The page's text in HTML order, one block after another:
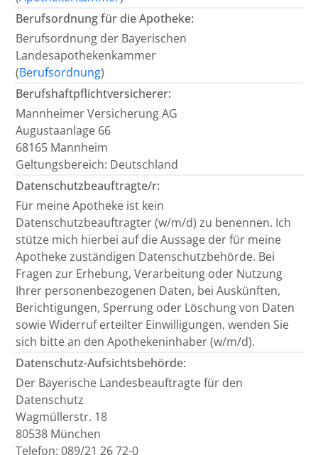
Berufsordnung für die Apotheke:
Berufsordnung der Bayerischen
Landesapothekenkammer
(Berufsordnung)
Berufshaftpflichtversicherer:
Mannheimer Versicherung AG
Augustaanlage 66
68165 Mannheim
Geltungsbereich: Deutschland
Datenschutzbeauftragte/r:
Für meine Apotheke ist kein
Datenschutzbeauftragter (w/m/d) zu benennen. Ich
stütze mich hierbei auf die Aussage der für meine
Apotheke zuständigen Datenschutzbehörde. Bei
Fragen zur Erhebung, Verarbeitung oder Nutzung
Ihrer personenbezogenen Daten, bei Auskünften,
Berichtigungen, Sperrung oder Löschung von Daten
sowie Widerruf erteilter Einwilligungen, wenden Sie
sich bitte an den Apothekeninhaber (w/m/d).
Datenschutz-Aufsichtsbehörde:
Der Bayerische Landesbeauftragte für den
Datenschutz
Wagmüllerstr. 18
80538 München
Telefon: 089/21 26 72-0